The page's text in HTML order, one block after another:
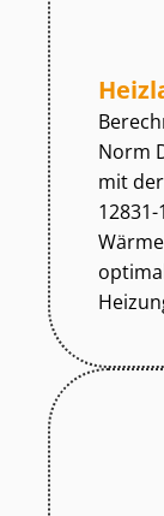
Norm
mit